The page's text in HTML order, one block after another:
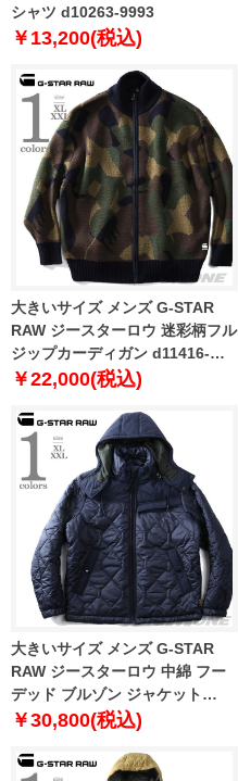
シャツ d10263-9993
￥13,200(税込)
大きいサイズ メンズ G-STAR
RAW ジースターロウ 迷彩柄フル
ジップカーディガン d11416-
2340
￥22,000(税込)
大きいサイズ メンズ G-STAR
RAW ジースターロウ 中綿 フー
デッド ブルゾン ジャケット
ATTACC HEATSEAL QUILTED
c470
￥30,800(税込)